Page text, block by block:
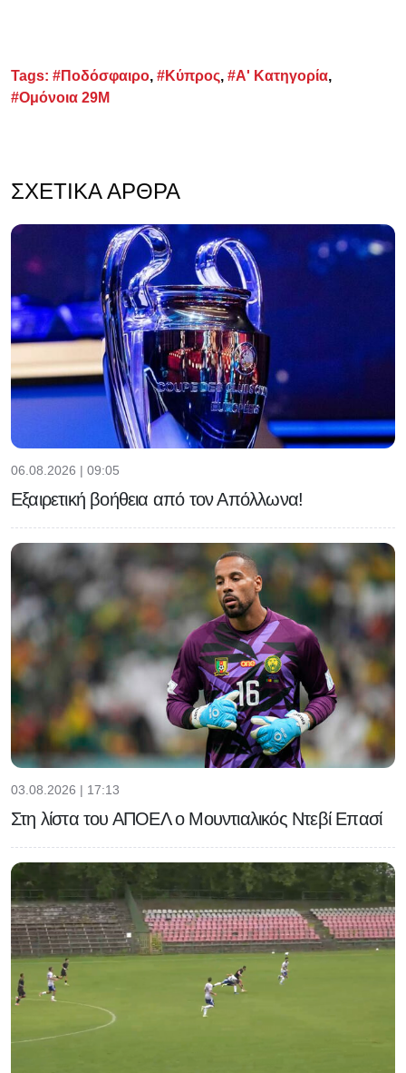
Tags: #Ποδόσφαιρο, #Κύπρος, #Α' Κατηγορία,
#Ομόνοια 29Μ
ΣΧΕΤΙΚΆ ΆΡΘΡΑ
06.08.2026 | 09:05
Εξαιρετική βοήθεια από τον Απόλλωνα!
03.08.2026 | 17:13
Στη λίστα του ΑΠΟΕΛ ο Μουντιαλικός Ντεβί Επασί